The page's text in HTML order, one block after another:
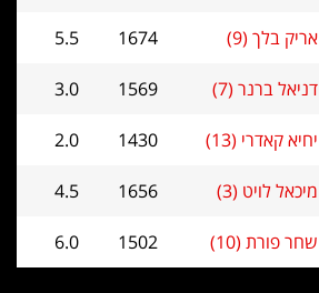
אריק בלך (9) 1674
5.5
דניאל ברנר (7) 1569
3.0
יחיא קאדרי (13) 1430
2.0
מיכאל לויט (3) 1656
4.5
שחר פורת (10) 1502
6.0